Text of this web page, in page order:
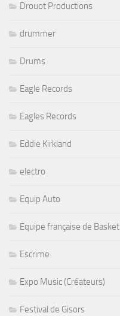
Drouot Productions
drummer
Drums
Eagle Records
Eagles Records
Eddie Kirkland
electro
Equip Auto
Equipe française de Basket
Escrime
Expo Music (Créateurs)
Festival de Gisors